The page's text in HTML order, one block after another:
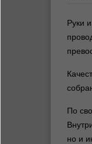
Руки
По
но и